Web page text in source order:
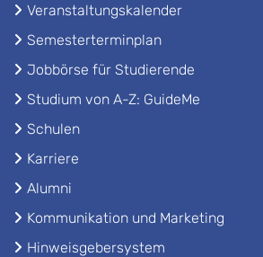
Veranstaltungskalender
Semesterterminplan
Jobbörse für Studierende
Studium von A-Z: GuideMe
Schulen
Karriere
Alumni
Kommunikation und Marketing
Hinweisgebersystem